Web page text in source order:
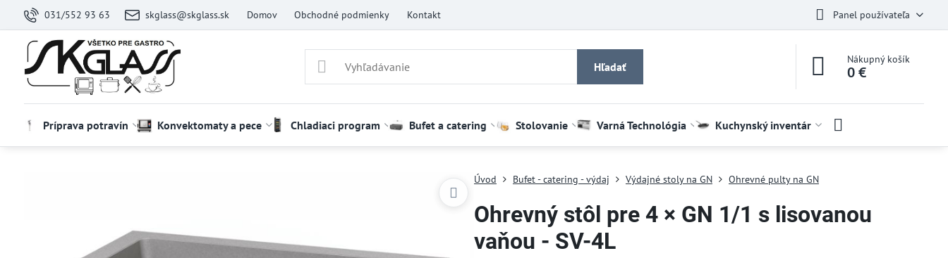
031/552 93 63 skglass@skglass.sk Domov Obchodné podmienky Kontakt Panel používateľa
Hľadať
Nákupný košík
0 €
Príprava potravín Konvektomaty a pece Chladiaci program Bufet a catering Stolovanie Varná Technológia Kuchynský inventár
Úvod Bufet - catering - výdaj Výdajné stoly na GN Ohrevné pulty na GN
Ohrevný stôl pre 4 × GN 1/1 s lisovanou
vaňou - SV-4L